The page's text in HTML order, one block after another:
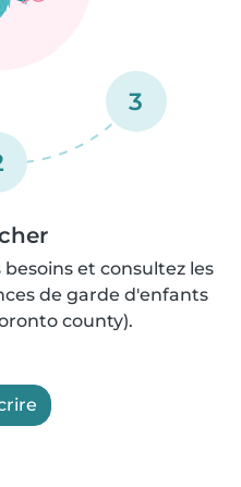
3
et consultez les
de garde d'enfants
county).